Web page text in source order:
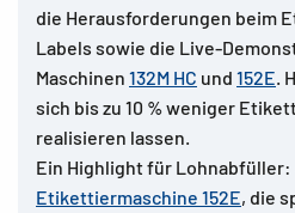
die Herausforderungen beim
Labels sowie die Live-
Maschinen 132M HC und 152E .
sich bis zu 10 % weniger
realisieren lassen.
Ein Highlight für Lohnabfüller:
Etikettiermaschine 152E, die